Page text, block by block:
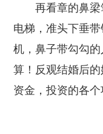
再看章的鼻梁
电梯，准头下垂
机，鼻子带勾勾
算！反观结婚后
资金，投资的各个